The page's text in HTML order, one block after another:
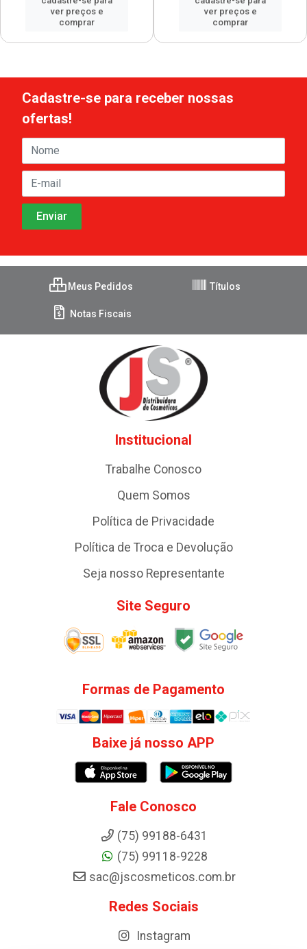
ver preços e
comprar
ver preços e
comprar
Cadastre-se para receber nossas
ofertas!
Meus Pedidos Títulos
Notas Fiscais
Institucional
Trabalhe Conosco
Quem Somos
Política de Privacidade
Política de Troca e Devolução
Seja nosso Representante
Site Seguro
Formas de Pagamento
Baixe já nosso APP
Fale Conosco
(75) 99188-6431
(75) 99118-9228
sac@jscosmeticos.com.br
Redes Sociais
Instagram